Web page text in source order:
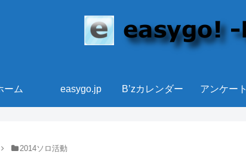
ーム easygo.jp B’zカレンダー アンケート
2014ソロ活動